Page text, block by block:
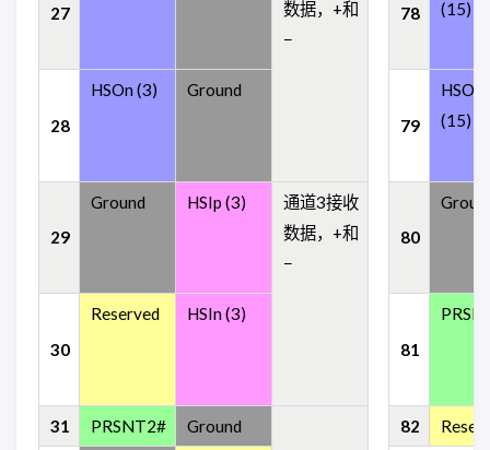
27
数据，+和
−
78
(15)
28
HSOn (3)
Ground
79
HSOn
(15)
29
Ground HSIp (3)
通道3接收
数据，+和
−
80
30
Reserved
HSIn (3)
81
31 PRSNT2# Ground 82